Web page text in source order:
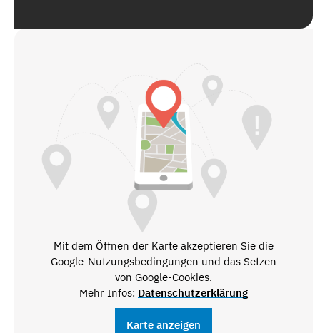
Mit dem Öffnen der Karte akzeptieren Sie die
Google-Nutzungsbedingungen und das Setzen
von Google-Cookies.
Mehr Infos: Datenschutzerklärung
Karte anzeigen